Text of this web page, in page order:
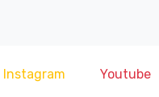
Instagram Youtube